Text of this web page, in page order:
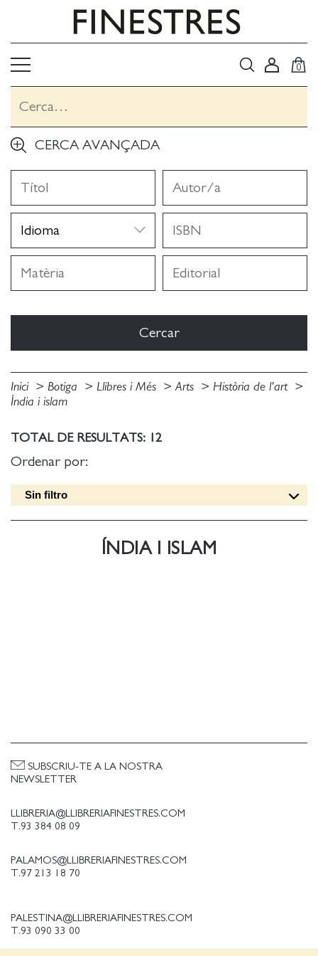
0
CERCA AVANÇADA
Inici Botiga Llibres i Més Arts
Història de l'art
Índia i islam
TOTAL DE RESULTATS: 12
Ordenar por:
Sin filtro
ÍNDIA I ISLAM
LLIBRERIA@LLIBRERIAFINESTRES.COM
T.93 384 08 09
PALAMOS@LLIBRERIAFINESTRES.COM
T.97 213 18 70
PALESTINA@LLIBRERIAFINESTRES.COM
T.93 090 33 00
SUBSCRIU-TE A LA NOSTRA
NEWSLETTER